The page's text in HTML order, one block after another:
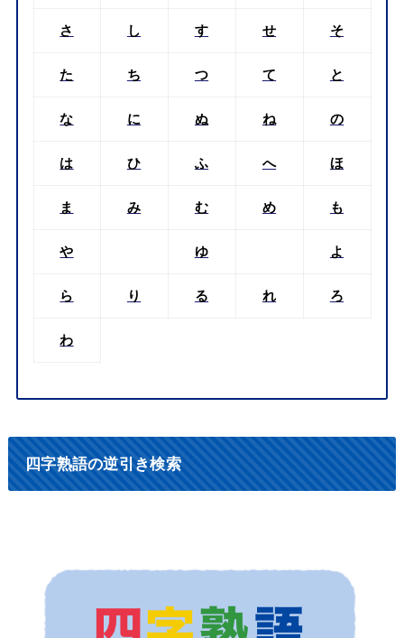
さ し す せ そ
た ち つ て と
な に ぬ ね の
は ひ ふ へ ほ
ま み む め も
や ゆ よ
ら り る れ ろ
わ
四字熟語の逆引き検索